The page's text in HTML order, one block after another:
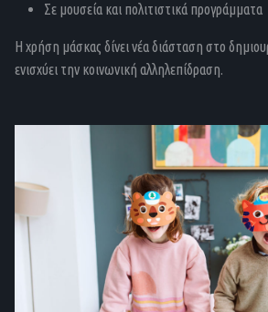
Σε μουσεία και πολιτιστικά προγράμματα
Η χρήση μάσκας δίνει νέα διάσταση στο
ενισχύει την κοινωνική αλληλεπίδραση.